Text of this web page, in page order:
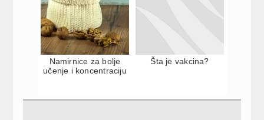
Namirnice za bolje
učenje i koncentraciju
Šta je vakcina?